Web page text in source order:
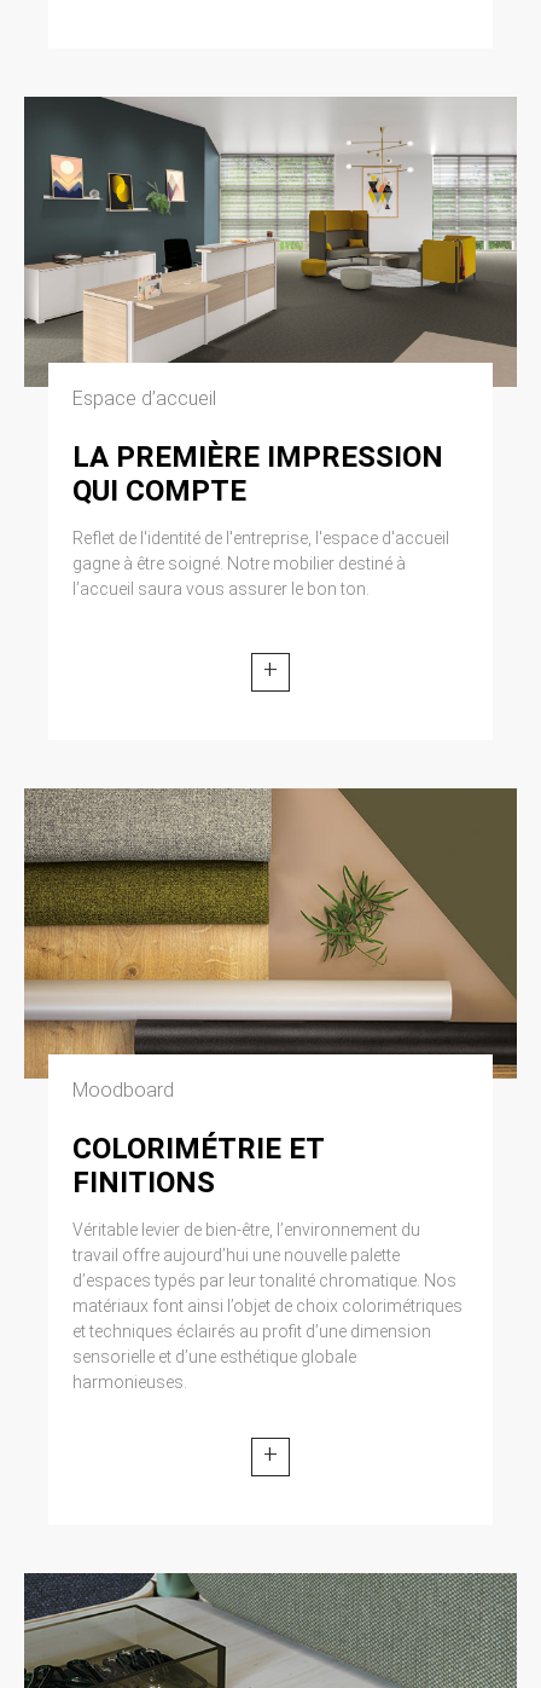
Espace d’accueil
LA PREMIÈRE IMPRESSION
QUI COMPTE
Reflet de l'identité de l'entreprise, l'espace d'accueil
gagne à être soigné. Notre mobilier destiné à
l’accueil saura vous assurer le bon ton.
+
Moodboard
COLORIMÉTRIE ET
FINITIONS
Véritable levier de bien-être, l’environnement du
travail offre aujourd’hui une nouvelle palette
d’espaces typés par leur tonalité chromatique. Nos
matériaux font ainsi l’objet de choix colorimétriques
et techniques éclairés au profit d’une dimension
sensorielle et d’une esthétique globale
harmonieuses.
+
11. LEXIQUE.
Utilisateur : Internaute se connectant, utilisant
le site susnommé. Informations personnelles :
« les informations qui permettent, sous quelque
forme que ce soit, directement ou non,
l’identification des personnes physiques
auxquelles elles s’appliquent » (article 4 de la
loi n° 78-17 du 6 janvier 1978).